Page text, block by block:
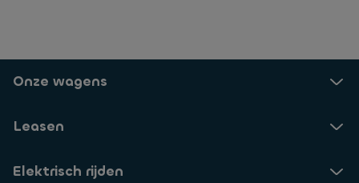
Onze wagens
Leasen
Elektrisch rijden